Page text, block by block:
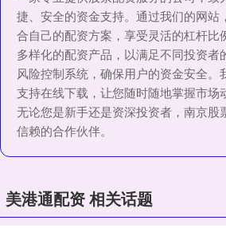
捷、安全的资金支持。通过我们的网站
合自己的配资方案，享受灵活的杠杆比
多样化的配资产品，以满足不同投资者
风险控制系统，确保用户的资金安全。
支持在线下载，让您随时随地掌握市场
无论您是新手还是资深投资者，南京股
信赖的合作伙伴。
美港通配资 相关话题